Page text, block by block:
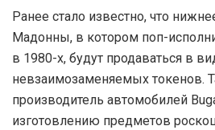
Ранее стало известно, что
Мадонны, в котором поп-
в 1980-х, будут продаваться в
невзаимозаменяемых токенов.
производитель автомобилей
изготовлению предметов